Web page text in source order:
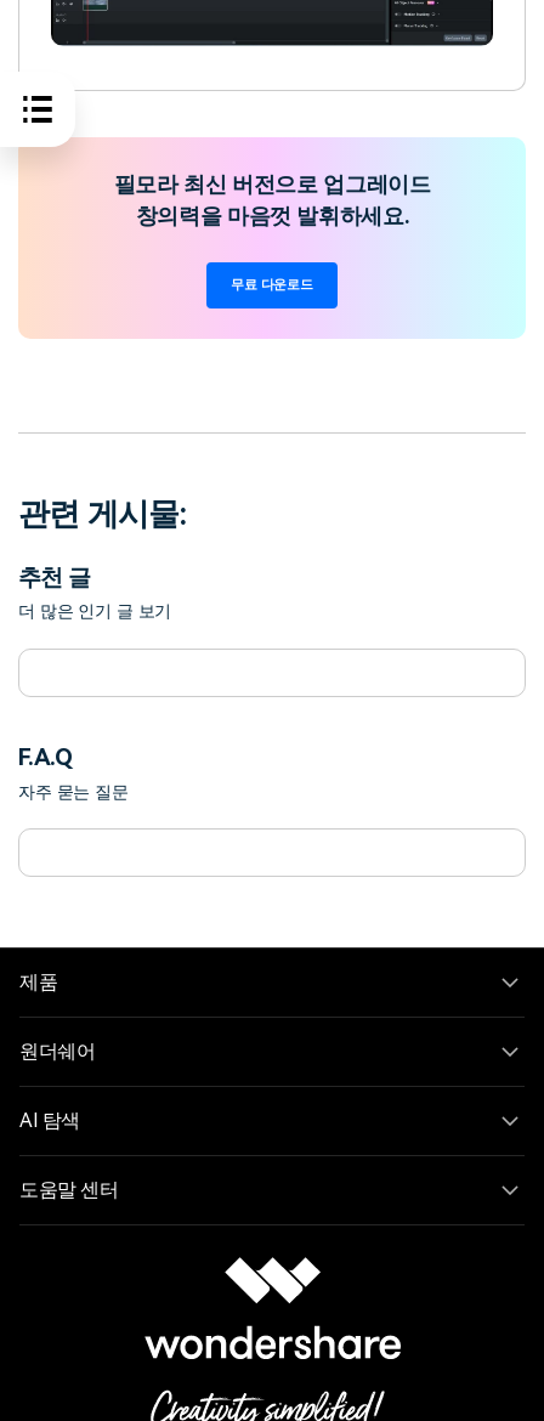
필모라 최신 버전으로 업그레이드
창의력을 마음껏 발휘하세요.
무료 다운로드
관련 게시물:
추천 글
더 많은 인기 글 보기
F.A.Q
자주 묻는 질문
제품
원더쉐어
AI 탐색
도움말 센터